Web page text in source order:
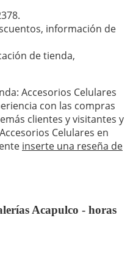
.
información de
de tienda,
Accesorios Celulares
con las compras
clientes y visitantes y
Celulares en
inserte una reseña de
Acapulco - horas